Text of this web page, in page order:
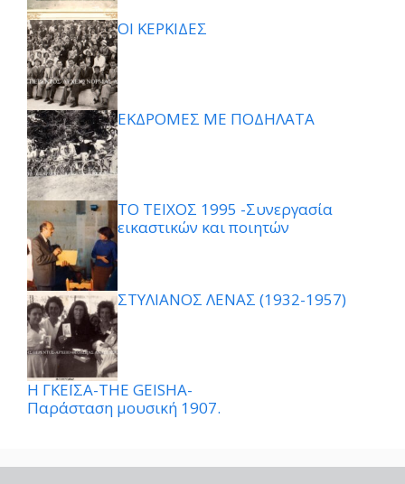
ΟΙ ΚΕΡΚΙΔΕΣ
ΕΚΔΡΟΜΕΣ ΜΕ ΠΟΔΗΛΑΤΑ
ΤΟ ΤΕΙΧΟΣ 1995 -Συνεργασία
εικαστικών και ποιητών
ΣΤΥΛΙΑΝΟΣ ΛΕΝΑΣ (1932-1957)
Η ΓΚΕΪΣΑ-THE GEISHA-
Παράσταση μουσική 1907.